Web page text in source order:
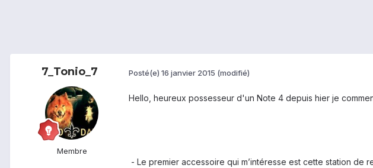
7_Tonio_7
Membre
Posté(e) 16 janvier 2015 (modifié)
Hello, heureux possesseur d'un Note 4 depuis hier je
- Le premier accessoire qui m’intéresse est cette station de